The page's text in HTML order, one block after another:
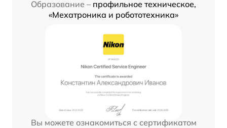
Образование – профильное техническое,
«Мехатроника и робототехника»
Вы можете ознакомиться с сертификатом